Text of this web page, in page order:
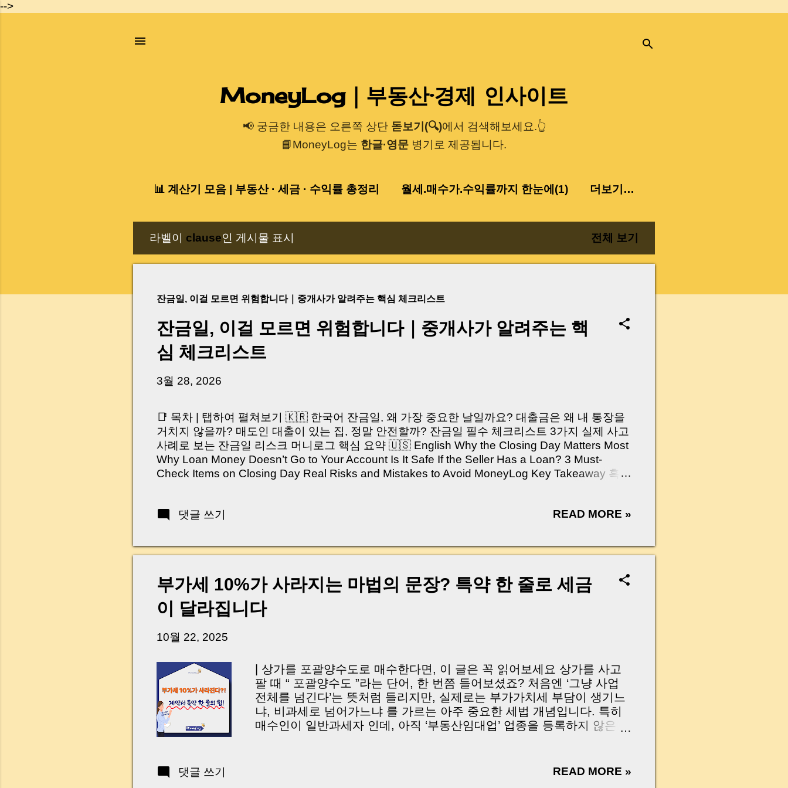
-->
기본 콘텐츠로 건너뛰기
MoneyLog｜부동산·경제 인사이트
📢 궁금한 내용은 오른쪽 상단돋보기(🔍)에서 검색해보세요.👆
📘MoneyLog는 한글·영문 병기로 제공됩니다.
📊 계산기 모음 | 부동산 · 세금 · 수익률 총정리 월세.매수가.수익률까지 한눈에(1) 더보기…
라벨이 clause인 게시물 표시 전체 보기
잔금일, 이걸 모르면 위험합니다｜중개사가 알려주는 핵심 체크리스트
잔금일, 이걸 모르면 위험합니다｜중개사가 알려주는 핵
심 체크리스트
3월 28, 2026
📑 목차 | 탭하여 펼쳐보기 🇰🇷 한국어 잔금일, 왜 가장 중요한 날일까요? 대출금은 왜 내 통장을
거치지 않을까? 매도인 대출이 있는 집, 정말 안전할까? 잔금일 필수 체크리스트 3가지 실제 사고
사례로 보는 잔금일 리스크 머니로그 핵심 요약 🇺🇸 English Why the Closing Day Matters Most
Why Loan Money Doesn’t Go to Your Account Is It Safe If the Seller Has a Loan? 3 Must-
Check Items on Closing Day Real Risks and Mistakes to Avoid MoneyLog Key Takeaway 혹시
억 원이 한 번에 움직이는 가장 긴장되는 순간 입니다. 실제로 제가 중개 현장에서 겪었던 일입니
황이 있었습니다. 또 어떤 분은 이렇게 말씀하십니다. “내 대출인데 왜 내 통장으로 안 들어오죠?”
“매도인이 대출 안 갚고 도망가면 어떡하죠?” 이 모든 불안, 사실은 ‘구조’를 몰라서 생기는 걱정입
꼭 준비해야 하는지 중개 실무 기준으로 아주 쉽게 풀어드리겠습니다. 이 글 하나만 제대로 이해
하시면, 잔금일이 더 이상 두려운 날이 아니라 “내 집을 완성하는 마지막 퍼즐” 이 될 수 있습니다. |
Introduction (Tap to expand) Have you ever thought like this? “Closing day…...
댓글 쓰기 READ MORE »
부가세 10%가 사라지는 마법의 문장? 특약 한 줄로 세금
이 달라집니다
10월 22, 2025
| 상가를 포괄양수도로 매수한다면, 이 글은 꼭 읽어보세요 상가를 사고
팔 때 “ 포괄양수도 ”라는 단어, 한 번쯤 들어보셨죠? 처음엔 ‘그냥 사업
전체를 넘긴다’는 뜻처럼 들리지만, 실제로는 부가가치세 부담이 생기느
냐, 비과세로 넘어가느냐 를 가르는 아주 중요한 세법 개념입니다. 특히
매수인이 일반과세자 인데, 아직 ‘부동산임대업’ 업종을 등록하지 않은 상
포괄양수도 매매 시 일반과세자 매수자가 반드시 확인해야 할 핵심 포인
댓글 쓰기 READ MORE »